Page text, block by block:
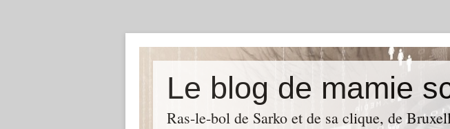
Le blog de mamie
Ras-le-bol de Sarko et de sa clique, de